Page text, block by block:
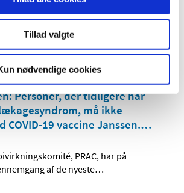
Tillad valgte
nødvendige cookies
i meget sjældne tilfælde
PRAC, har
og perikarditis kan…
om COVID-19
Personer, der tidligere har
må ikke
COVID-19 vaccine Janssen.…
PRAC, har på
af de nyeste…